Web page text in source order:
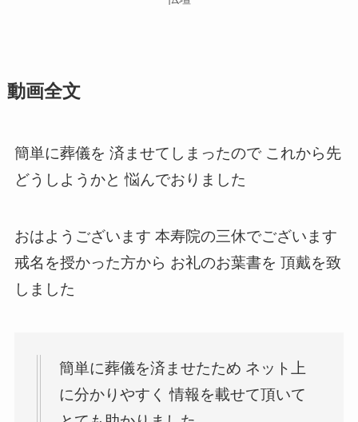
動画全文
簡単に葬儀を 済ませてしまったので これから先
どうしようかと 悩んでおりました
おはようございます 本寿院の三休でございます
戒名を授かった方から お礼のお葉書を 頂戴を致
しました
簡単に葬儀を済ませたため ネット上
に分かりやすく 情報を載せて頂いて